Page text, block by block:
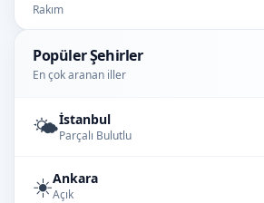
Rakım
Popüler Şehirler
En çok aranan iller
🌤️İstanbul
Parçalı Bulutlu
☀️Ankara
Açık